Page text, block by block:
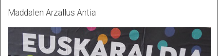
Maddalen Arzallus Antia